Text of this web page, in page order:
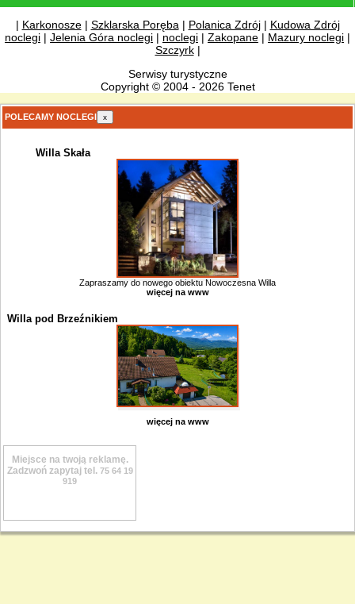
| Karkonosze| Szklarska Poręba| Polanica Zdrój| Kudowa Zdrój
noclegi | Jelenia Góra noclegi | noclegi | Zakopane | Mazury noclegi |
Szczyrk|
Serwisy turystyczne
Copyright © 2004 - 2026 Tenet
POLECAMY NOCLEGI x
Willa Skała
Zapraszamy do nowego obiektu Nowoczesna Willa
więcej na www
Willa pod Brzeźnikiem
więcej na www
Miejsce na twoją reklamę.
Zadzwoń zapytaj tel. 75 64 19
919